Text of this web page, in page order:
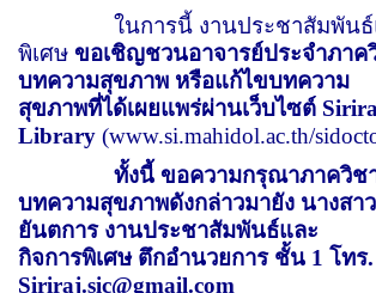
ในการนี้ งานประชาสัมพัน
พิเศษ ขอเชิญชวนอาจารย์ประจำภาค
บทความสุขภาพ หรือแก้ไขบทความ
สุขภาพที่ได้เผยแพร่ผ่านเว็บไซต์
Library (www.si.mahidol.ac.th/
ทั้งนี้ ขอความกรุณาภาควิช
บทความสุขภาพดังกล่าวมายัง นางสา
ยันตการ งานประชาสัมพันธ์และ
กิจการพิเศษ ตึกอำนวยการ ชั้น 1 โทร
Siriraj.sic@gmail.com